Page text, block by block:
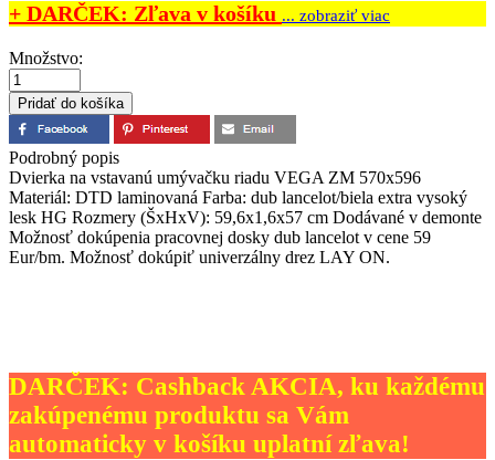
+ DARČEK: Zľava v košíku ... zobraziť viac
Množstvo:
Podrobný popis
Dvierka na vstavanú umývačku riadu VEGA ZM 570x596
Materiál: DTD laminovaná Farba: dub lancelot/biela extra vysoký
lesk HG Rozmery (ŠxHxV): 59,6x1,6x57 cm Dodávané v demonte
Možnosť dokúpenia pracovnej dosky dub lancelot v cene 59
Eur/bm. Možnosť dokúpiť univerzálny drez LAY ON.
DARČEK: Cashback AKCIA, ku každému
zakúpenému produktu sa Vám
automaticky v košíku uplatní zľava!